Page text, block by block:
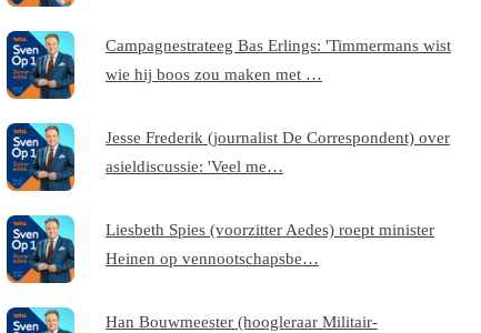
Campagnestrateeg Bas Erlings: 'Timmermans wist
wie hij boos zou maken met …
Jesse Frederik (journalist De Correspondent) over
asieldiscussie: 'Veel me…
Liesbeth Spies (voorzitter Aedes) roept minister
Heinen op vennootschapsbe…
Han Bouwmeester (hoogleraar Militair-